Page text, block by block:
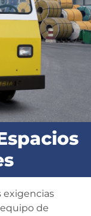
exigencias
de